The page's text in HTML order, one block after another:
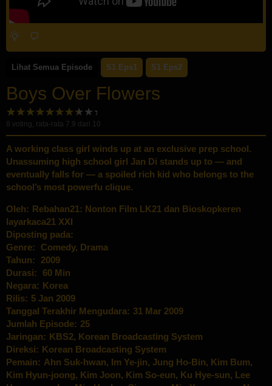
Lihat Semua Episode S1 Eps1 S1 Eps2
Boys Over Flowers
8 voting, rata-rata 7.9 dari 10
A working class girl winds up at an exclusive prep school.
Unassuming high school girl Jan Di stands up to — and
eventually falls for — a spoiled rich kid who belongs to the
school’s most powerfu clique.
Oleh: Rebahan21: Nonton Film LK21 dan Bioskopkeren
layarkaca21 XXI
Diposting pada:
Genre:
Comedy, Drama
Tahun:
2009
Durasi:
60 Min
Negara: Korea
Rilis: 5 Jan 2009
Tanggal Terakhir Mengudara: 31 Mar 2009
Jumlah Episode: 25
Jaringan: KBS2, Korean Broadcasting System
Direksi: Korean Broadcasting System
Pemain: Ahn Suk-hwan, Im Ye-jin, Jung Ho-Bin, Kim Bum,
Kim Hyun-joong, Kim Joon, Kim So-eun, Ku Hye-sun, Lee